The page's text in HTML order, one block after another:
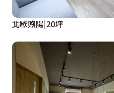
北歐煦陽|20坪